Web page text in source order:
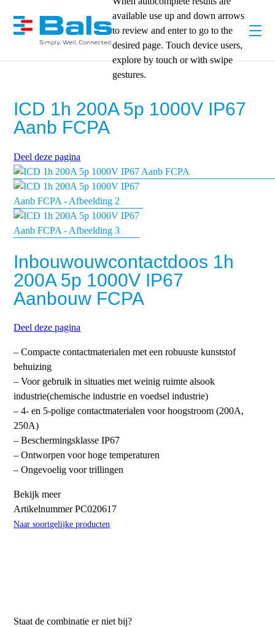
available use up and down arrows
to review and enter to go to the
desired page. Touch device users,
explore by touch or with swipe
gestures.
ICD 1h 200A 5p 1000V IP67
Aanb FCPA
Deel deze pagina
Inbouwouwcontactdoos 1h
200A 5p 1000V IP67
Aanbouw FCPA
Deel deze pagina
– Compacte contactmaterialen met een robuuste kunststof
behuizing
– Voor gebruik in situaties met weinig ruimte alsook
industrie(chemische industrie en voedsel industrie)
– 4- en 5-polige contactmaterialen voor hoogstroom (200A,
250A)
– Beschermingsklasse IP67
– Ontworpen voor hoge temperaturen
– Ongevoelig voor trillingen
Bekijk meer
ArtikelnummerPC020617
Naar soortgelijke producten
Staat de combinatie er niet bij?